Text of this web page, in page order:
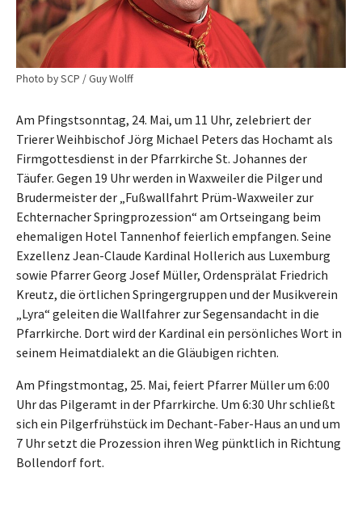
Photo by SCP / Guy Wolff
Am Pfingstsonntag, 24. Mai, um 11 Uhr, zelebriert der
Trierer Weihbischof Jörg Michael Peters das Hochamt als
Firmgottesdienst in der Pfarrkirche St. Johannes der
Täufer. Gegen 19 Uhr werden in Waxweiler die Pilger und
Brudermeister der „Fußwallfahrt Prüm-Waxweiler zur
Echternacher Springprozession“ am Ortseingang beim
ehemaligen Hotel Tannenhof feierlich empfangen. Seine
Exzellenz Jean-Claude Kardinal Hollerich aus Luxemburg
sowie Pfarrer Georg Josef Müller, Ordensprälat Friedrich
Kreutz, die örtlichen Springergruppen und der Musikverein
„Lyra“ geleiten die Wallfahrer zur Segensandacht in die
Pfarrkirche. Dort wird der Kardinal ein persönliches Wort in
seinem Heimatdialekt an die Gläubigen richten.
Am Pfingstmontag, 25. Mai, feiert Pfarrer Müller um 6:00
Uhr das Pilgeramt in der Pfarrkirche. Um 6:30 Uhr schließt
sich ein Pilgerfrühstück im Dechant-Faber-Haus an und um
7 Uhr setzt die Prozession ihren Weg pünktlich in Richtung
Bollendorf fort.